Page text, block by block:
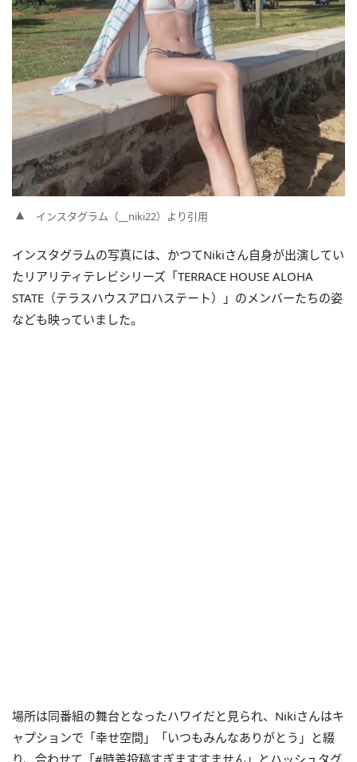
インスタグラム（__niki22）より引用
インスタグラムの写真には、かつてNikiさん自身が出演してい
たリアリティテレビシリーズ「TERRACE HOUSE ALOHA
STATE（テラスハウスアロハステート）」のメンバーたちの姿
なども映っていました。
場所は同番組の舞台となったハワイだと見られ、Nikiさんはキ
ャプションで「幸せ空間」「いつもみんなありがとう」と綴